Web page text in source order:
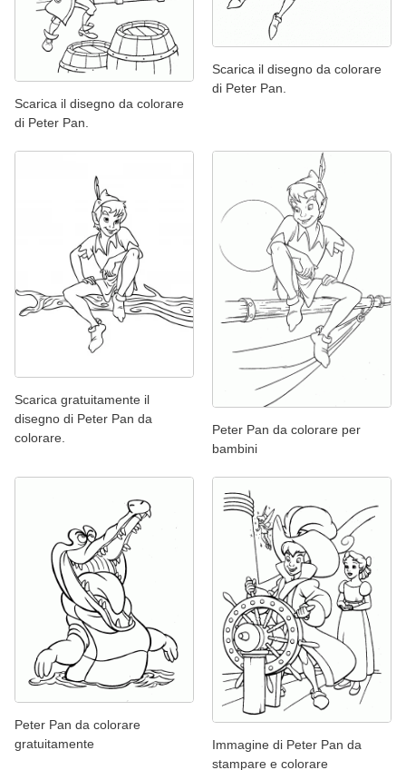
Scarica il disegno da colorare
di Peter Pan.
Scarica il disegno da colorare
di Peter Pan.
Scarica gratuitamente il
disegno di Peter Pan da
colorare.
Peter Pan da colorare per
bambini
Peter Pan da colorare
gratuitamente
Immagine di Peter Pan da
stampare e colorare